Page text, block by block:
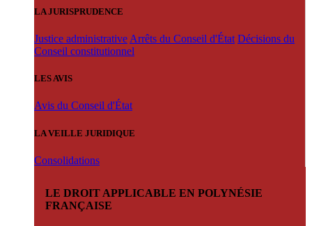
LA JURISPRUDENCE
Justice administrative Arrêts du Conseil d'État Décisions du
Conseil constitutionnel
LES AVIS
Avis du Conseil d'État
LA VEILLE JURIDIQUE
Consolidations
LE DROIT APPLICABLE EN POLYNÉSIE
FRANÇAISE